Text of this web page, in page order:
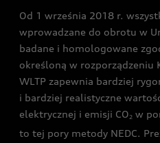
Audi exclusive
Od 1 września 2018 r.
wprowadzane do obrotu w
badane i homologowane
określoną w rozporządzeniu
WLTP zapewnia bardziej
i bardziej realistyczne
elektrycznej i emisji CO2 w
to tej pory metody NEDC.